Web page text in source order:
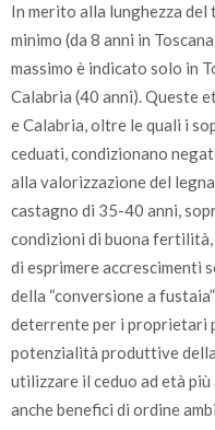
In merito alla lunghezza
minimo (da 8 anni in
massimo è indicato solo in
Calabria (40 anni). Queste
e Calabria, oltre le quali i
ceduati, condizionano
alla valorizzazione del
castagno di 35-40 anni,
condizioni di buona
di esprimere accrescimenti
della “conversione a
deterrente per i proprietari
potenzialità produttive
utilizzare il ceduo ad età
anche benefici di ordine